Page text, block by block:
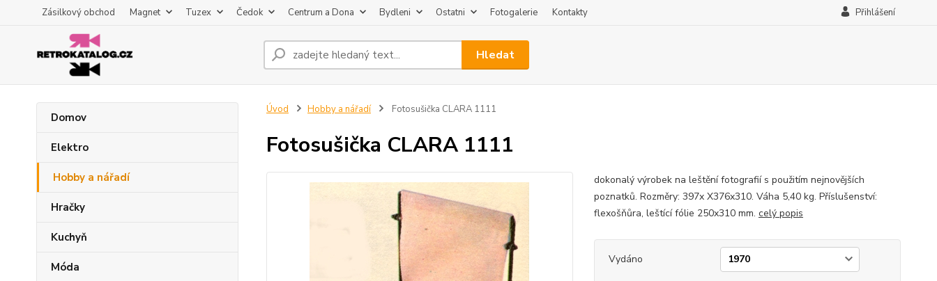
Zásilkový obchod Magnet Tuzex Čedok Centrum a Dona Bydleni Ostatni Fotogalerie Kontakty Přihlášení
Hledat
Domov
Elektro
Hobby a nářadí
Hračky
Kuchyň
Móda
Úvod Hobby a nářadí Fotosušička CLARA 1111
Fotosušička CLARA 1111
dokonalý výrobek na leštění fotografií s použitím nejnovějších
poznatků. Rozměry: 397x X376x310. Váha 5,40 kg. Příslušenství:
flexošňůra, leštící fólie 250x310 mm. celý popis
Vydáno